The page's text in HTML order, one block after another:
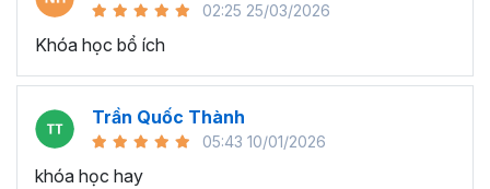
02:25 25/03/2026
Khóa học bổ ích
Trần Quốc Thành
05:43 10/01/2026
khóa học hay